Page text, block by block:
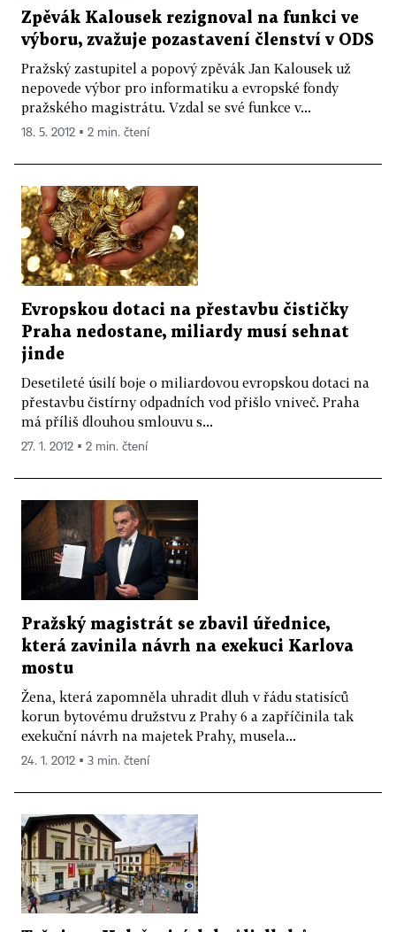
Zpěvák Kalousek rezignoval na funkci ve
výboru, zvažuje pozastavení členství v ODS
Pražský zastupitel a popový zpěvák Jan Kalousek už
nepovede výbor pro informatiku a evropské fondy
pražského magistrátu. Vzdal se své funkce v...
18. 5. 2012 ▪ 2 min. čtení
Evropskou dotaci na přestavbu čističky
Praha nedostane, miliardy musí sehnat
jinde
Desetileté úsilí boje o miliardovou evropskou dotaci na
přestavbu čistírny odpadních vod přišlo vniveč. Praha
má příliš dlouhou smlouvu s...
27. 1. 2012 ▪ 2 min. čtení
Pražský magistrát se zbavil úřednice,
která zavinila návrh na exekuci Karlova
mostu
Žena, která zapomněla uhradit dluh v řádu statisíců
korun bytovému družstvu z Prahy 6 a zapříčinila tak
exekuční návrh na majetek Prahy, musela...
24. 1. 2012 ▪ 3 min. čtení